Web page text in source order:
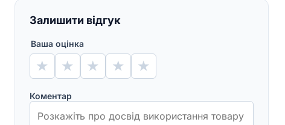
Залишити відгук
Ваша оцінка
★ ★ ★ ★ ★
Коментар